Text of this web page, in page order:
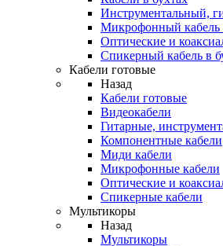
Инструментальный,
Микрофонный кабель
Оптические и
Спикерный кабель в
Кабели готовые
Назад
Кабели готовые
Видеокабели
Гитарные,
Компонентные кабели
Миди кабели
Микрофонные кабели
Оптические и
Спикерные кабели
Мультикоры
Назад
Мультикоры